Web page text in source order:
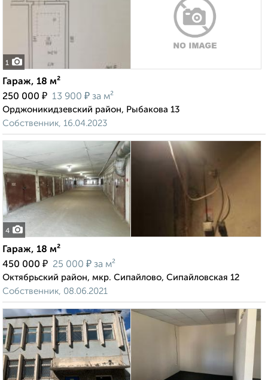
1
Гараж, 18 м²
250 000 ₽ 13 900 ₽ за м²
Орджоникидзевский район, Рыбакова 13
Собственник, 16.04.2023
4
Гараж, 18 м²
450 000 ₽ 25 000 ₽ за м²
Октябрьский район, мкр. Сипайлово, Сипайловская 12
Собственник, 08.06.2021